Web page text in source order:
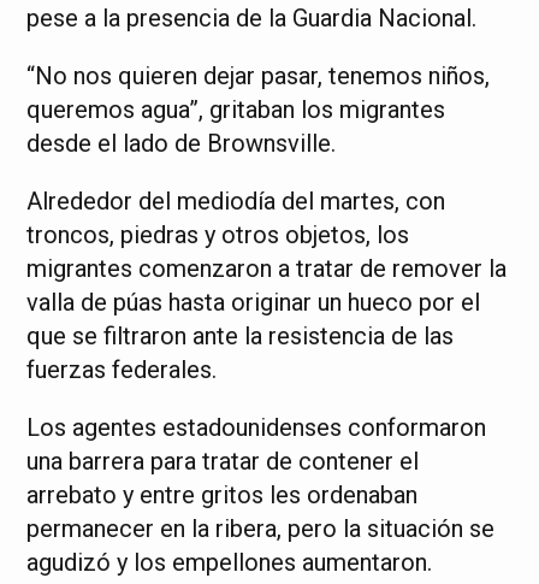
pese a la presencia de la Guardia Nacional.
“No nos quieren dejar pasar, tenemos niños,
queremos agua”, gritaban los migrantes
desde el lado de Brownsville.
Alrededor del mediodía del martes, con
troncos, piedras y otros objetos, los
migrantes comenzaron a tratar de remover la
valla de púas hasta originar un hueco por el
que se filtraron ante la resistencia de las
fuerzas federales.
Los agentes estadounidenses conformaron
una barrera para tratar de contener el
arrebato y entre gritos les ordenaban
permanecer en la ribera, pero la situación se
agudizó y los empellones aumentaron.